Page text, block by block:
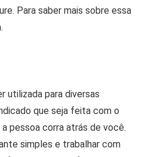
Para saber mais sobre essa
utilizada para diversas
que seja feita com o
pessoa corra atrás de você.
simples e trabalhar com